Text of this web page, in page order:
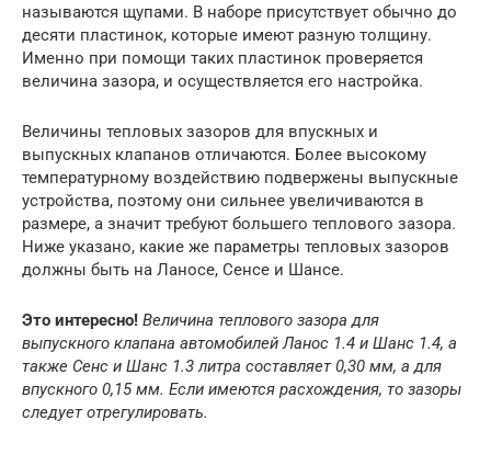
называются щупами. В наборе присутствует обычно до
десяти пластинок, которые имеют разную толщину.
Именно при помощи таких пластинок проверяется
величина зазора, и осуществляется его настройка.
Величины тепловых зазоров для впускных и
выпускных клапанов отличаются. Более высокому
температурному воздействию подвержены выпускные
устройства, поэтому они сильнее увеличиваются в
размере, а значит требуют большего теплового зазора.
Ниже указано, какие же параметры тепловых зазоров
должны быть на Ланосе, Сенсе и Шансе.
Это интересно! Величина теплового зазора для
выпускного клапана автомобилей Ланос 1.4 и Шанс 1.4, а
также Сенс и Шанс 1.3 литра составляет 0,30 мм, а для
впускного 0,15 мм. Если имеются расхождения, то зазоры
следует отрегулировать.